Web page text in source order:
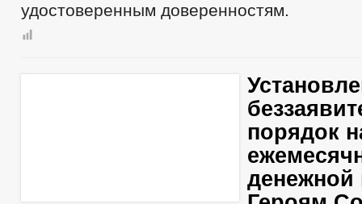
удостоверенным доверенностям.
порядок